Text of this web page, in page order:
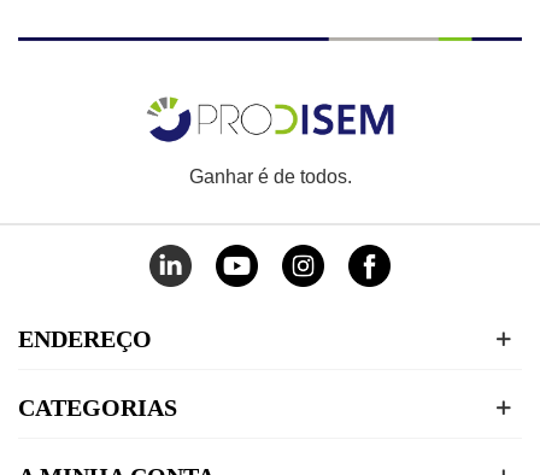
Ganhar é de todos.
ENDEREÇO
CATEGORIAS